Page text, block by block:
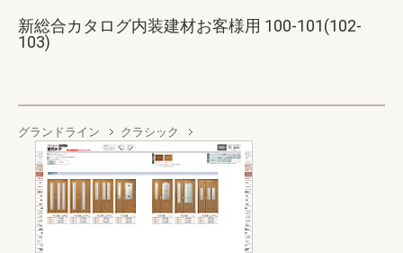
新総合カタログ内装建材お客様用 100-101(102-
103)
グランドライン クラシック